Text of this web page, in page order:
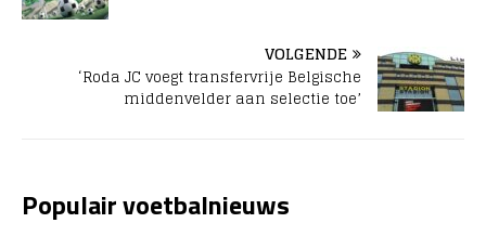
VOLGENDE
‘Roda JC voegt transfervrije Belgische
middenvelder aan selectie toe’
Populair voetbalnieuws